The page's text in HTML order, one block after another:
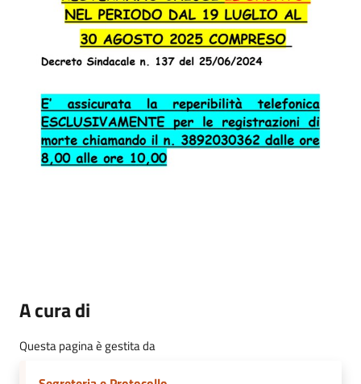
A cura di
Questa pagina è gestita da